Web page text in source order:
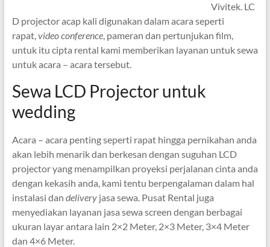
Vivitek. LC
D projector acap kali digunakan dalam acara seperti
rapat,video conference, pameran dan pertunjukan film,
untuk itu cipta rental kami memberikan layanan untuk sewa
untuk acara – acara tersebut.
Sewa LCD Projector untuk
wedding
Acara – acara penting seperti rapat hingga pernikahan anda
akan lebih menarik dan berkesan dengan suguhan LCD
projector yang menampilkan proyeksi perjalanan cinta anda
dengan kekasih anda, kami tentu berpengalaman dalam hal
instalasi dan delivery jasa sewa. Pusat Rental juga
menyediakan layanan jasa sewa screen dengan berbagai
ukuran layar antara lain 2×2 Meter, 2×3 Meter, 3×4 Meter
dan 4×6 Meter.